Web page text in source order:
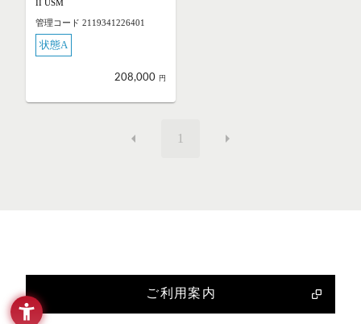
II USM
管理コード 2119341226401
状態A
208,000 円
1
ご利用案内